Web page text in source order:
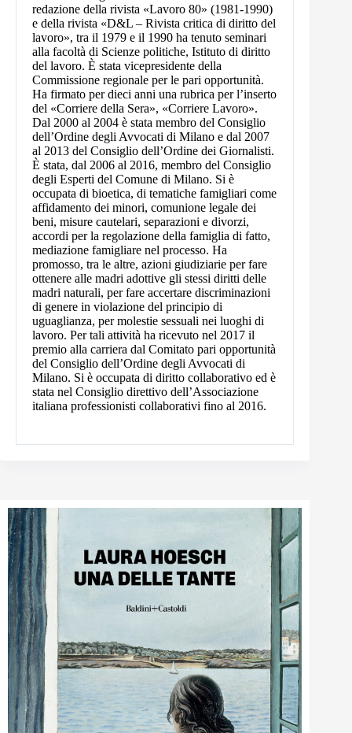
redazione della rivista «Lavoro 80» (1981-1990)
e della rivista «D&L – Rivista critica di diritto del
lavoro», tra il 1979 e il 1990 ha tenuto seminari
alla facoltà di Scienze politiche, Istituto di diritto
del lavoro. È stata vicepresidente della
Commissione regionale per le pari opportunità.
Ha firmato per dieci anni una rubrica per l’inserto
del «Corriere della Sera», «Corriere Lavoro».
Dal 2000 al 2004 è stata membro del Consiglio
dell’Ordine degli Avvocati di Milano e dal 2007
al 2013 del Consiglio dell’Ordine dei Giornalisti.
È stata, dal 2006 al 2016, membro del Consiglio
degli Esperti del Comune di Milano. Si è
occupata di bioetica, di tematiche famigliari come
affidamento dei minori, comunione legale dei
beni, misure cautelari, separazioni e divorzi,
accordi per la regolazione della famiglia di fatto,
mediazione famigliare nel processo. Ha
promosso, tra le altre, azioni giudiziarie per fare
ottenere alle madri adottive gli stessi diritti delle
madri naturali, per fare accertare discriminazioni
di genere in violazione del principio di
uguaglianza, per molestie sessuali nei luoghi di
lavoro. Per tali attività ha ricevuto nel 2017 il
premio alla carriera dal Comitato pari opportunità
del Consiglio dell’Ordine degli Avvocati di
Milano. Si è occupata di diritto collaborativo ed è
stata nel Consiglio direttivo dell’Associazione
italiana professionisti collaborativi fino al 2016.